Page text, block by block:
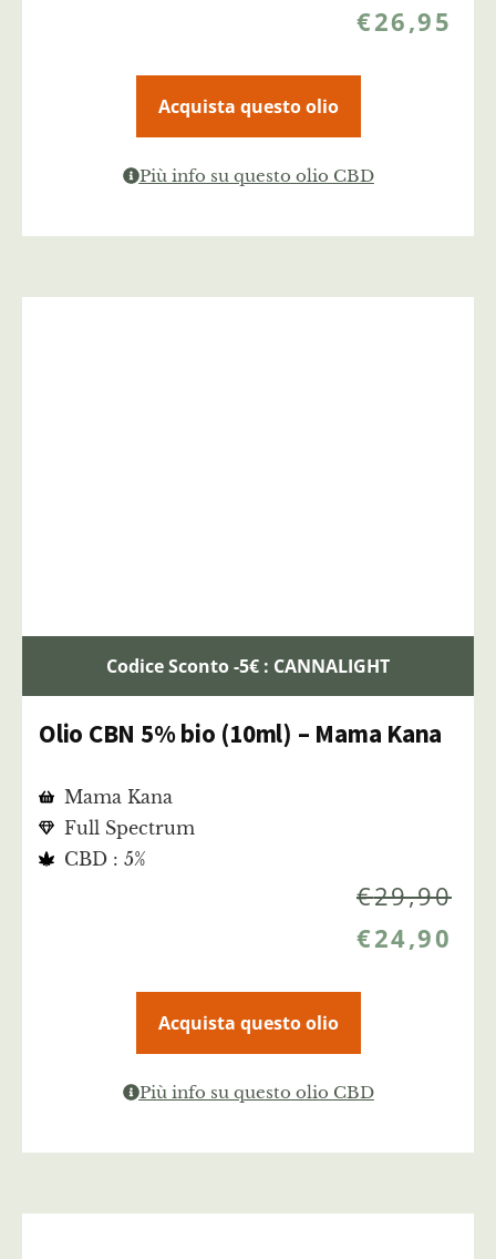
€26,95
Acquista questo olio
Più info su questo olio CBD
Codice Sconto -5€ : CANNALIGHT
Olio CBN 5% bio (10ml) – Mama Kana
Mama Kana
Full Spectrum
CBD : 5%
€29,90
€24,90
Acquista questo olio
Più info su questo olio CBD